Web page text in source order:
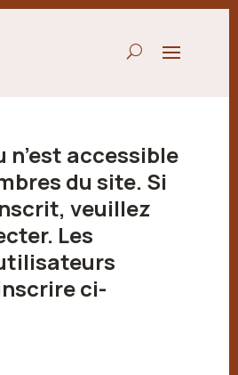
n’est accessible
du site. Si
veuillez
Les
ci-